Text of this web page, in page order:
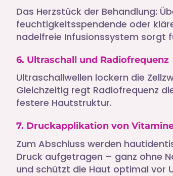
Das Herzstück der Behandlung:
feuchtigkeitsspendende oder
nadelfreie Infusionssystem sorgt
6. Ultraschall und Radiofrequenz
Ultraschallwellen lockern die
Gleichzeitig regt Radiofrequenz
festere Hautstruktur.
7. Druckapplikation von
Zum Abschluss werden
Druck aufgetragen – ganz ohne
und schützt die Haut optimal vor